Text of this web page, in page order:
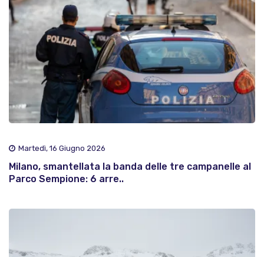
Martedì, 16 Giugno 2026
Milano, smantellata la banda delle tre campanelle al
Parco Sempione: 6 arre..